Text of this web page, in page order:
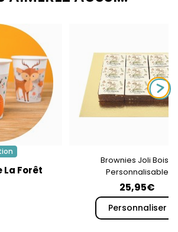
La Forêt
Brownies Joli Bois -
Personnalisable
25,95€
Personnaliser